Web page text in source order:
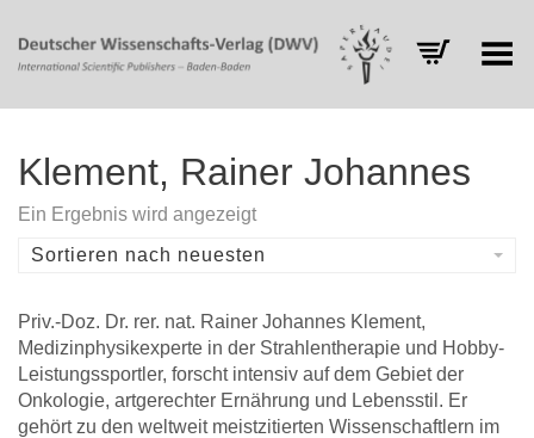
Toggle Menu
Klement, Rainer Johannes
Ein Ergebnis wird angezeigt
Sortieren nach neuesten
Priv.-Doz. Dr. rer. nat. Rainer Johannes Klement,
Medizinphysikexperte in der Strahlentherapie und Hobby-
Leistungssportler, forscht intensiv auf dem Gebiet der
Onkologie, artgerechter Ernährung und Lebensstil. Er
gehört zu den weltweit meistzitierten Wissenschaftlern im